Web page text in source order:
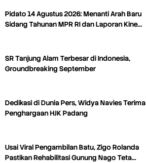
Pidato 14 Agustus 2026: Menanti Arah Baru
Sidang Tahunan MPR RI dan Laporan Kine…
SR Tanjung Alam Terbesar di Indonesia,
Groundbreaking September
Dedikasi di Dunia Pers, Widya Navies Terima
Penghargaan HJK Padang
Usai Viral Pengambilan Batu, Zigo Rolanda
Pastikan Rehabilitasi Gunung Nago Teta…